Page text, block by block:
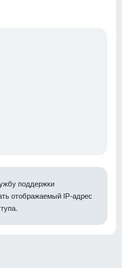
поддержки
отображаемый IP-адрес